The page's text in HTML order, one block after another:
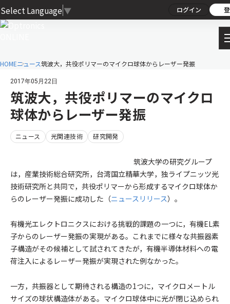
Select Language ▼ ログイン
HOMEニュース筑波大，共役ポリマーのマイクロ球体からレーザー発振
2017年05月22日
筑波大，共役ポリマーのマイクロ
球体からレーザー発振
ニュース 光関連技術 研究開発
筑波大学の研究グループ
は，産業技術総合研究所，台湾国立精華大学，独ライプニッツ光
技術研究所と共同で，共役ポリマーから形成するマイクロ球体か
らのレーザー発振に成功した（ニュースリリース）。
有機光エレクトロニクスにおける挑戦的課題の一つに，有機EL素
子からのレーザー発振の実現がある。これまでに様々な共振器素
子構造がその候補として試されてきたが，有機半導体材料への電
荷注入によるレーザー発振が実現された例なかった。
一方，共振器として期待される構造の1つに，マイクロメートル
サイズの球状構造体がある。マイクロ球体中に光が閉じ込められ